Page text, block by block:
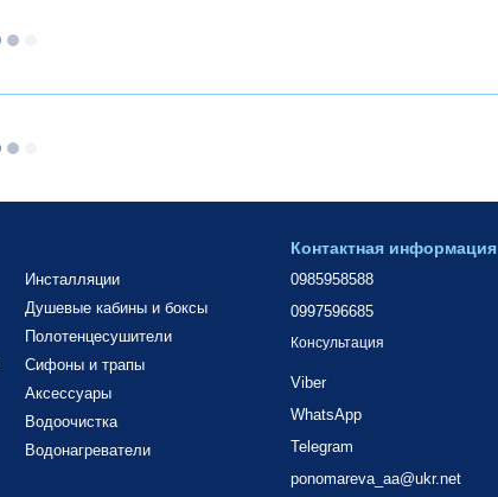
Инсталляции
Душевые кабины и боксы
Полотенцесушители
Сифоны и трапы
Аксессуары
Водоочистка
Водонагреватели
Контактная информация
0985958588
0997596685
Консультация
Viber
WhatsApp
Telegram
ponomareva_aa@ukr.net